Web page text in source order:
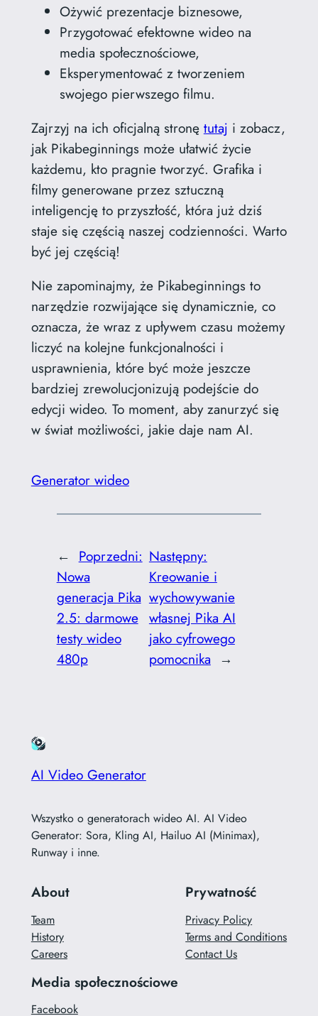
Ożywić prezentacje biznesowe,
Przygotować efektowne wideo na
media społecznościowe,
Eksperymentować z tworzeniem
swojego pierwszego filmu.
Zajrzyj na ich oficjalną stronę tutaj i zobacz,
jak Pikabeginnings może ułatwić życie
każdemu, kto pragnie tworzyć. Grafika i
filmy generowane przez sztuczną
inteligencję to przyszłość, która już dziś
staje się częścią naszej codzienności. Warto
być jej częścią!
Nie zapominajmy, że Pikabeginnings to
narzędzie rozwijające się dynamicznie, co
oznacza, że wraz z upływem czasu możemy
liczyć na kolejne funkcjonalności i
usprawnienia, które być może jeszcze
bardziej zrewolucjonizują podejście do
edycji wideo. To moment, aby zanurzyć się
w świat możliwości, jakie daje nam AI.
Generator wideo
← Poprzedni:
Nowa
generacja Pika
2.5: darmowe
testy wideo
480p
Następny:
Kreowanie i
wychowywanie
własnej Pika AI
jako cyfrowego
pomocnika →
AI Video Generator
Wszystko o generatorach wideo AI. AI Video
Generator: Sora, Kling AI, Hailuo AI (Minimax),
Runway i inne.
About
Team
History
Careers
Prywatność
Privacy Policy
Terms and Conditions
Contact Us
Media społecznościowe
Facebook